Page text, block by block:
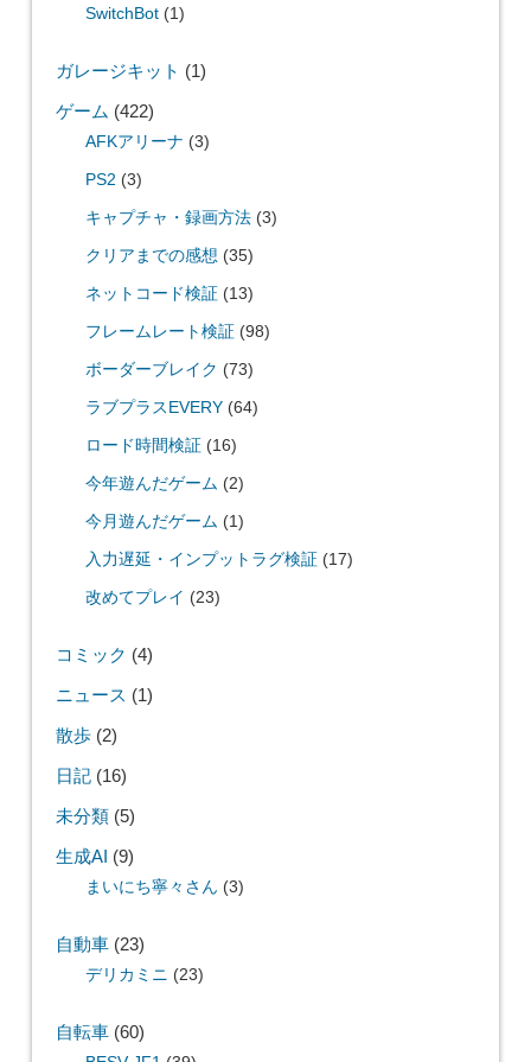
SwitchBot(1)
ガレージキット (1)
ゲーム (422)
AFKアリーナ (3)
PS2 (3)
キャプチャ・録画方法(3)
クリアまでの感想 (35)
ネットコード検証 (13)
フレームレート検証 (98)
ボーダーブレイク (73)
ラブプラスEVERY(64)
ロード時間検証 (16)
今年遊んだゲーム (2)
今月遊んだゲーム (1)
入力遅延・インプットラグ検証 (17)
改めてプレイ (23)
コミック (4)
ニュース (1)
散歩(2)
日記(16)
未分類(5)
生成AI (9)
まいにち寧々さん (3)
自動車(23)
デリカミニ (23)
自転車(60)